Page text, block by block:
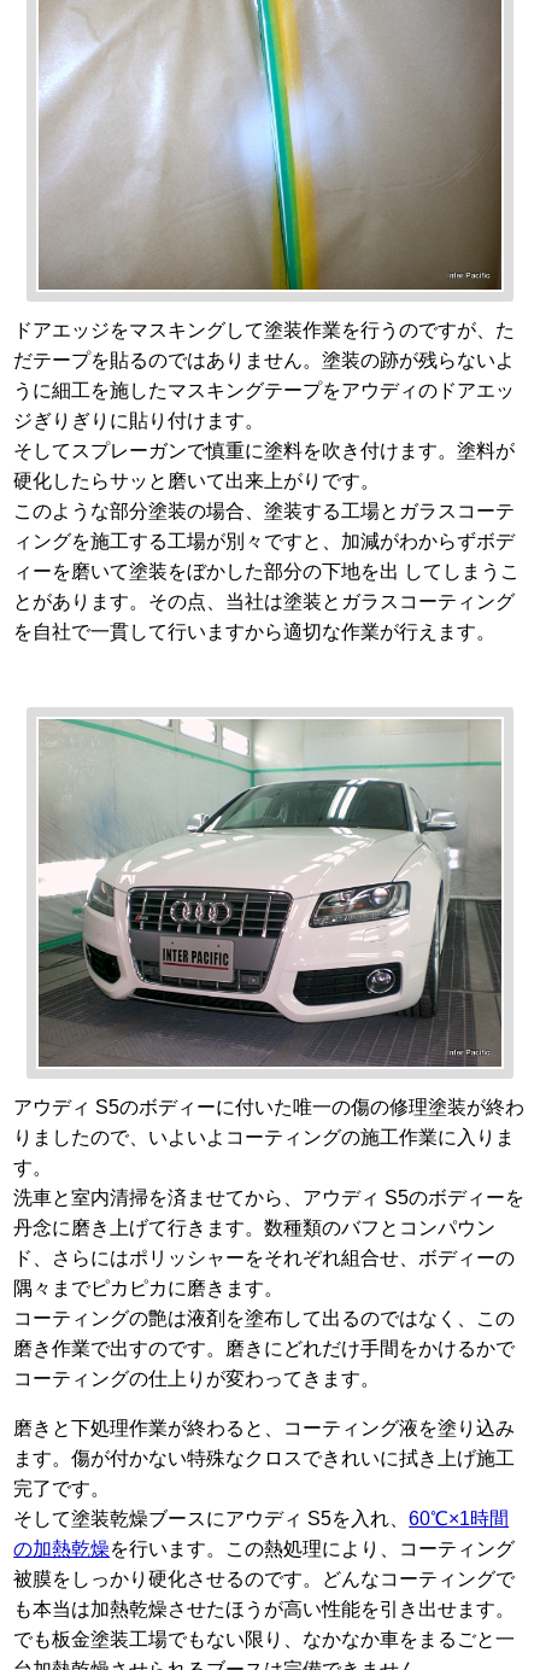
ドアエッジをマスキングして塗装作業を行うのですが、た
だテープを貼るのではありません。塗装の跡が残らないよ
うに細工を施したマスキングテープをアウディのドアエッ
ジぎりぎりに貼り付けます。
そしてスプレーガンで慎重に塗料を吹き付けます。塗料が
硬化したらサッと磨いて出来上がりです。
このような部分塗装の場合、塗装する工場とガラスコーテ
ィングを施工する工場が別々ですと、加減がわからずボデ
ィーを磨いて塗装をぼかした部分の下地を出 してしまうこ
とがあります。その点、当社は塗装とガラスコーティング
を自社で一貫して行いますから適切な作業が行えます。
アウディ S5のボディーに付いた唯一の傷の修理塗装が終わ
りましたので、いよいよコーティングの施工作業に入りま
す。
洗車と室内清掃を済ませてから、アウディ S5のボディーを
丹念に磨き上げて行きます。数種類のバフとコンパウン
ド、さらにはポリッシャーをそれぞれ組合せ、ボディーの
隅々までピカピカに磨きます。
コーティングの艶は液剤を塗布して出るのではなく、この
磨き作業で出すのです。磨きにどれだけ手間をかけるかで
コーティングの仕上りが変わってきます。
磨きと下処理作業が終わると、コーティング液を塗り込み
ます。傷が付かない特殊なクロスできれいに拭き上げ施工
完了です。
そして塗装乾燥ブースにアウディ S5を入れ、60℃×1時間
の加熱乾燥を行います。この熱処理により、コーティング
被膜をしっかり硬化させるのです。どんなコーティングで
も本当は加熱乾燥させたほうが高い性能を引き出せます。
でも板金塗装工場でもない限り、なかなか車をまるごと一